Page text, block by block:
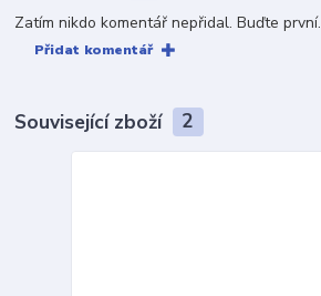
Zatím nikdo komentář nepřidal. Buďte první.
Přidat komentář
Související zboží 2